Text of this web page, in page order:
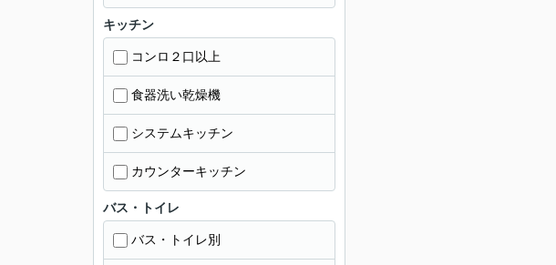
キッチン
コンロ２口以上
食器洗い乾燥機
システムキッチン
カウンターキッチン
バス・トイレ
バス・トイレ別